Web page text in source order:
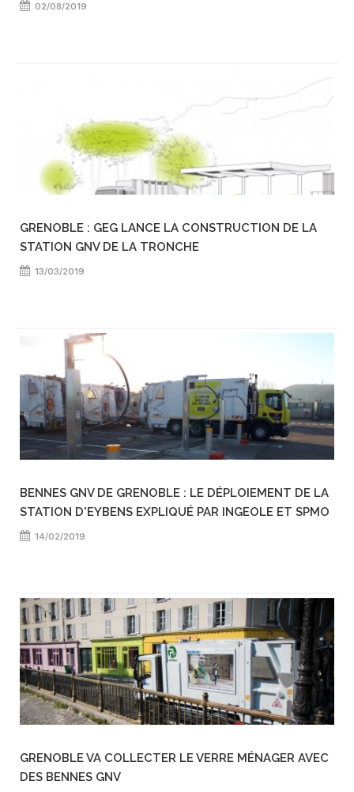
02/08/2019
GRENOBLE : GEG LANCE LA CONSTRUCTION DE LA
STATION GNV DE LA TRONCHE
13/03/2019
BENNES GNV DE GRENOBLE : LE DÉPLOIEMENT DE LA
STATION D'EYBENS EXPLIQUÉ PAR INGEOLE ET SPMO
14/02/2019
GRENOBLE VA COLLECTER LE VERRE MÉNAGER AVEC
DES BENNES GNV